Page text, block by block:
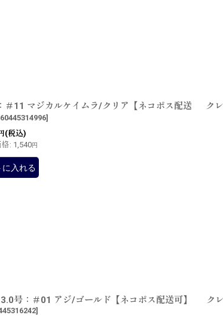
11 マジカルケイムラ/クリア【ネコポス配送
]
円(税込)
: 1,540円
に入れる
ク
号：＃01 アジ/ゴールド【ネコポス配送可】
]
ク